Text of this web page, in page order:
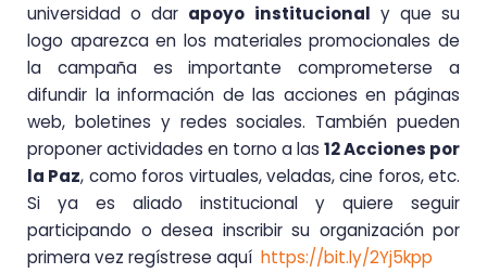
universidad o dar apoyo institucional y que su
logo aparezca en los materiales promocionales de
la campaña es importante comprometerse a
difundir la información de las acciones en páginas
web, boletines y redes sociales. También pueden
proponer actividades en torno a las 12 Acciones por
la Paz, como foros virtuales, veladas, cine foros, etc.
Si ya es aliado institucional y quiere seguir
participando o desea inscribir su organización por
primera vez regístrese aquí https://bit.ly/2Yj5kpp